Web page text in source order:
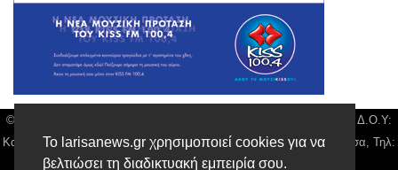
Το larisanews.gr χρησιμοποιεί cookies για να
βελτιώσει τη διαδικτυακή εμπειρία σου.
© Larisa News | Διακριτικός Τίτλος: Orion Media, ΑΦΜ: 043750542, Δ.Ο.Υ:
Καρδίτσας, Υπο/μα Λάρισας, Δ/νση: Φαρμακίδου 36 τ.κ 41222 Λάρισα, Τηλ:
2410 259100, email: news@larisanews.gr